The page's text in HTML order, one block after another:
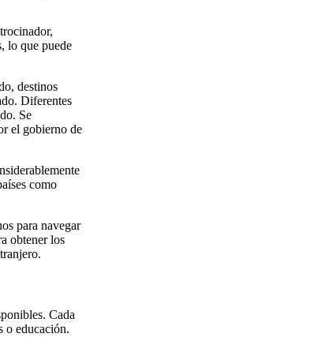
lo que puede
destinos
Diferentes
Se
el gobierno de
como
para navegar
obtener los
Cada
o educación.